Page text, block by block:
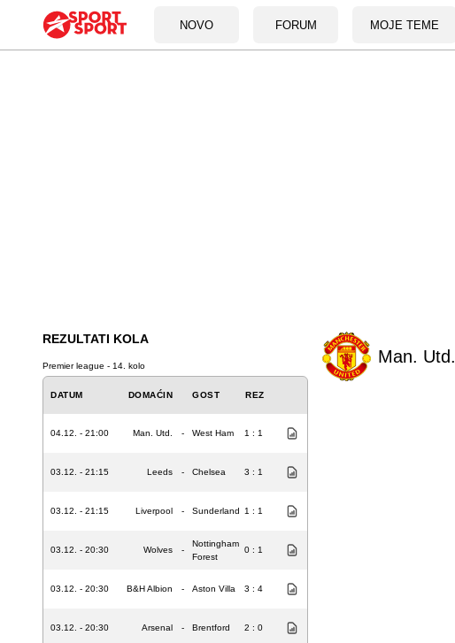
NOVO FORUM MOJE TEME
REZULTATI KOLA
Premier league - 14. kolo
DATUM DOMAĆIN GOST REZ
04.12. - 21:00 Man. Utd. - West Ham 1 : 1
03.12. - 21:15 Leeds - Chelsea 3 : 1
03.12. - 21:15 Liverpool - Sunderland 1 : 1
03.12. - 20:30 Wolves -
Nottingham
Forest
0 : 1
03.12. - 20:30 B&H Albion - Aston Villa 3 : 4
03.12. - 20:30 Arsenal - Brentford 2 : 0
Man. Utd.